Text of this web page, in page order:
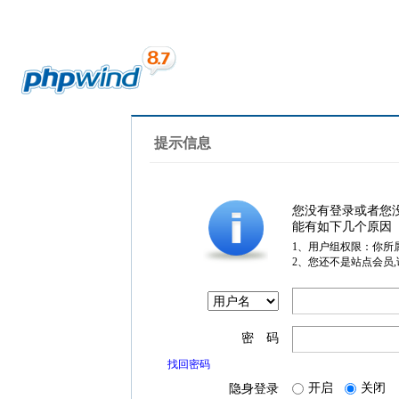
提示信息
您没有登录或者您
能有如下几个原因
1、用户组权限：你所
2、您还不是站点会员
密 码
找回密码
隐身登录 开启 关闭